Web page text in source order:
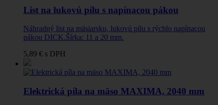
List na lukovú pílu s napínacou pákou
Náhradný list na mäsiarsku, lukovú pílu s rýchlo napínacou
pákou DICK.Šírka: 11 a 20 mm.
5,89 € s DPH
Elektrická píla na mäso MAXIMA, 2040 mm